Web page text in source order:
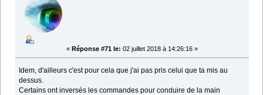
« Réponse #71 le: 02 juillet 2018 à 14:26:16 »
Idem, d'ailleurs c'est pour cela que j'ai pas pris celui que ta mis au
dessus.
Certains ont inversés les commandes pour conduire de la main